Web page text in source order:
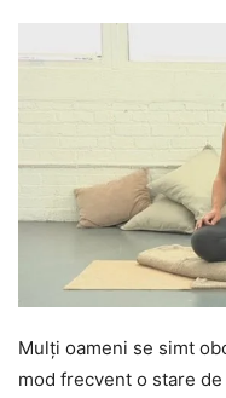
Mulți oameni se simt
mod frecvent o stare de